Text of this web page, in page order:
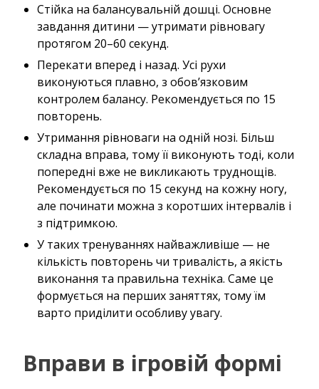
Стійка на балансувальній дошці. Основне
завдання дитини — утримати рівновагу
протягом 20–60 секунд.
Перекати вперед і назад. Усі рухи
виконуються плавно, з обов’язковим
контролем балансу. Рекомендується по 15
повторень.
Утримання рівноваги на одній нозі. Більш
складна вправа, тому її виконують тоді, коли
попередні вже не викликають труднощів.
Рекомендується по 15 секунд на кожну ногу,
але починати можна з коротших інтервалів і
з підтримкою.
У таких тренуваннях найважливіше — не
кількість повторень чи тривалість, а якість
виконання та правильна техніка. Саме це
формується на перших заняттях, тому їм
варто приділити особливу увагу.
Вправи в ігровій формі